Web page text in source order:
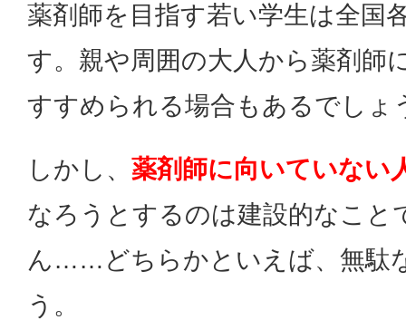
薬剤師を目指す若い学生は全国
す。親や周囲の大人から薬剤師
すすめられる場合もあるでしょ
しかし、 薬剤師に向いていない
なろうとするのは建設的なこと
ん……どちらかといえば、無駄
う。